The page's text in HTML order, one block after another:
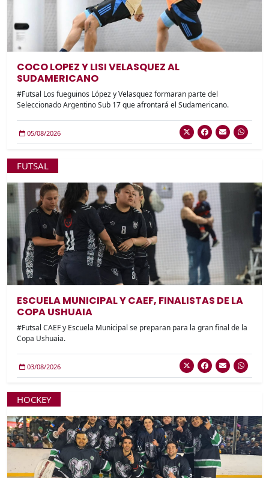
COCO LOPEZ Y LISI VELASQUEZ AL
SUDAMERICANO
#Futsal Los fueguinos López y Velasquez formaran parte del
Seleccionado Argentino Sub 17 que afrontará el Sudamericano.
05/08/2026
FUTSAL
ESCUELA MUNICIPAL Y CAEF, FINALISTAS DE LA
COPA USHUAIA
#Futsal CAEF y Escuela Municipal se preparan para la gran final de la
Copa Ushuaia.
03/08/2026
HOCKEY